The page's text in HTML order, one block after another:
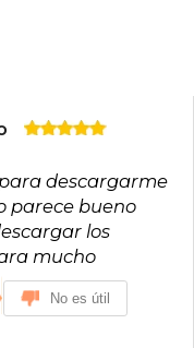
descargarme
parece bueno
los
mucho
No es útil